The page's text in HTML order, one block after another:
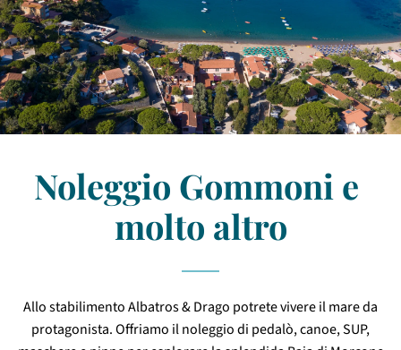
Noleggio Gommoni e
molto altro
Allo stabilimento Albatros & Drago potrete vivere il mare da
protagonista. Offriamo il noleggio di pedalò, canoe, SUP,